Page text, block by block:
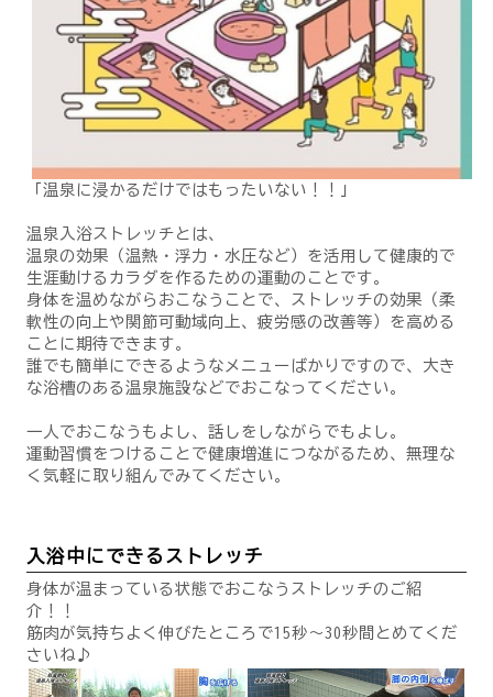
「温泉に浸かるだけではもったいない！！」
温泉入浴ストレッチとは、
温泉の効果（温熱・浮力・水圧など）を活用して健康的で
生涯動けるカラダを作るための運動のことです。
身体を温めながらおこなうことで、ストレッチの効果（柔
軟性の向上や関節可動域向上、疲労感の改善等）を高める
ことに期待できます。
誰でも簡単にできるようなメニューばかりですので、大き
な浴槽のある温泉施設などでおこなってください。
一人でおこなうもよし、話しをしながらでもよし。
運動習慣をつけることで健康増進につながるため、無理な
く気軽に取り組んでみてください。
入浴中にできるストレッチ
身体が温まっている状態でおこなうストレッチのご紹
介！！
筋肉が気持ちよく伸びたところで15秒～30秒間とめてくだ
さいね♪